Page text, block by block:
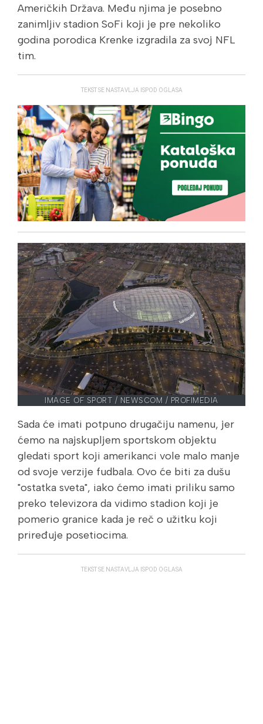
Američkih Država. Među njima je posebno
zanimljiv stadion SoFi koji je pre nekoliko
godina porodica Krenke izgradila za svoj NFL
tim.
TEKST SE NASTAVLJA ISPOD OGLASA
IMAGE OF SPORT / NEWSCOM / PROFIMEDIA
Sada će imati potpuno drugačiju namenu, jer
ćemo na najskupljem sportskom objektu
gledati sport koji amerikanci vole malo manje
od svoje verzije fudbala. Ovo će biti za dušu
"ostatka sveta", iako ćemo imati priliku samo
preko televizora da vidimo stadion koji je
pomerio granice kada je reč o užitku koji
priređuje posetiocima.
TEKST SE NASTAVLJA ISPOD OGLASA